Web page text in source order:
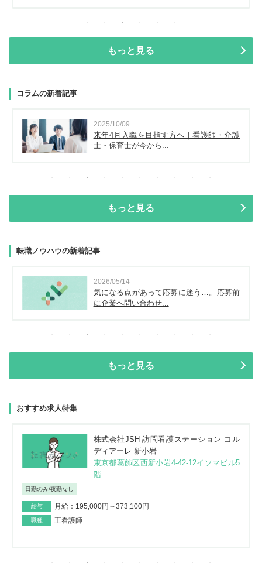
もっと見る
コラムの新着記事
2025/10/09
来年4月入職を目指す方へ｜看護師・介護
士・保育士が今から...
もっと見る
転職ノウハウの新着記事
2026/05/14
気になる点があって応募に迷う…。応募前
に企業へ問い合わせ...
もっと見る
おすすめ求人特集
株式会社JSH 訪問看護ステーション コル
ディアーレ 新小岩
東京都葛飾区西新小岩4-42-12イソマビル5
階
日勤のみ/夜勤なし
給与 月給：195,000円～373,100円
職種 正看護師